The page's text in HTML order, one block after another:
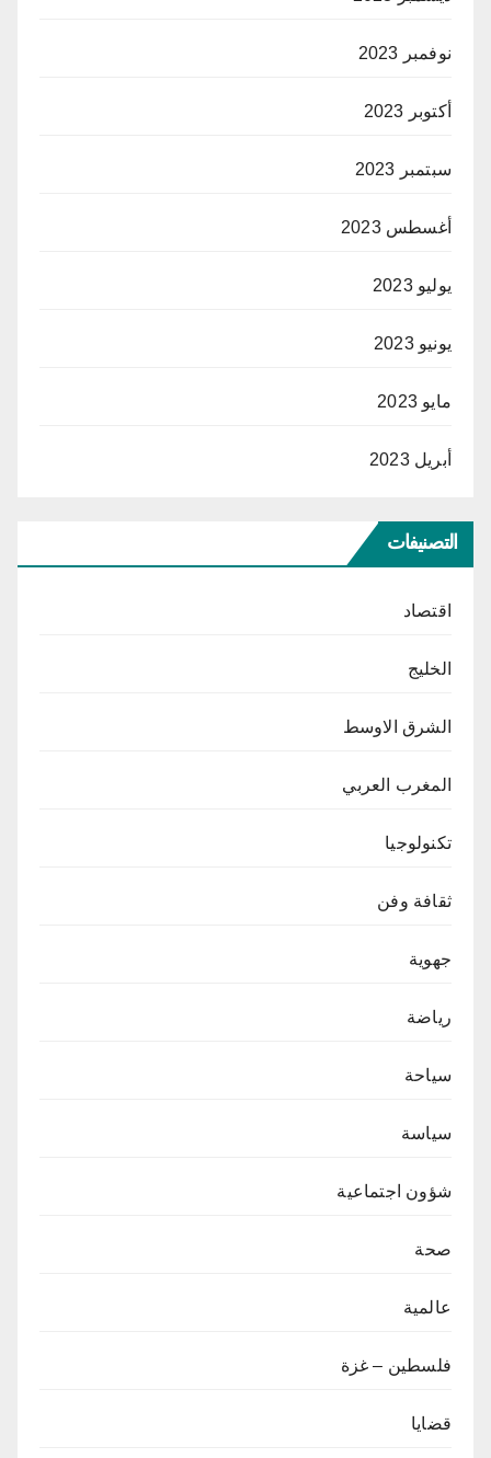
نوفمبر 2023
أكتوبر 2023
سبتمبر 2023
أغسطس 2023
يوليو 2023
يونيو 2023
مايو 2023
أبريل 2023
التصنيفات
اقتصاد
الخليج
الشرق الاوسط
المغرب العربي
تكنولوجيا
ثقافة وفن
جهوية
رياضة
سياحة
سياسة
شؤون اجتماعية
صحة
عالمية
فلسطين – غزة
قضايا